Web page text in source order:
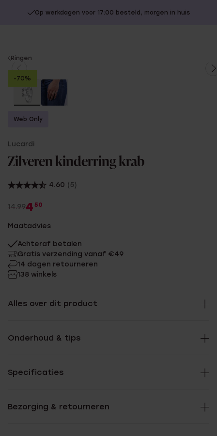
Op werkdagen voor 17:00 besteld, morgen in huis
You
are
here:
Ringen
-70%
Web Only
Lucardi
Zilveren kinderring krab
4.60 (5)
14.994 50
Maatadvies
Achteraf betalen
Gratis verzending vanaf €49
14 dagen retourneren
138 winkels
Alles over dit product
Onderhoud & tips
Specificaties
Bezorging & retourneren